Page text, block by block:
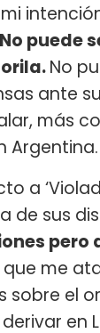
No puede
No
ante
más
Argentina.
a
sus
pero
me
el
en